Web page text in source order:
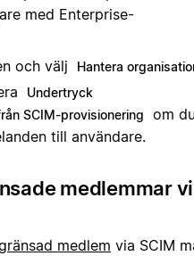
med Enterprise-
och välj
Hantera
Undertryck
SCIM-provisionering
om
till användare.
medlemmar
medlem via SCIM